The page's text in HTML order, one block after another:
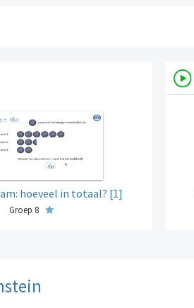
hoeveel in totaal? [1]
Groep 8